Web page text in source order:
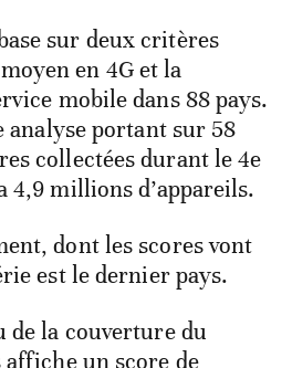
sur deux critères
en 4G et la
mobile dans 88 pays.
analyse portant sur 58
collectées durant le 4e
4,9 millions d’appareils.
dont les scores vont
est le dernier pays.
de la couverture du
affiche un score de